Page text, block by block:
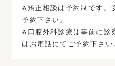
⁂矯正相談は予約制です。
予約下さい。
⁂口腔外科診療は事前に診
はお電話にてご予約下さい